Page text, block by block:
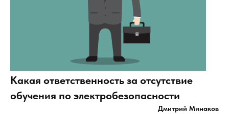
Какая ответственность за отсутствие
обучения по электробезопасности
Дмитрий Минаков